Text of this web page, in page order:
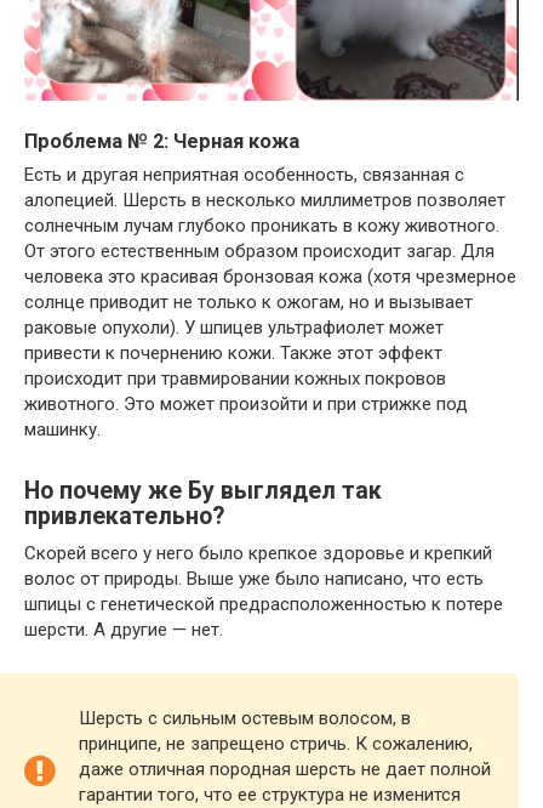
Проблема № 2: Черная кожа
Есть и другая неприятная особенность, связанная с
алопецией. Шерсть в несколько миллиметров позволяет
солнечным лучам глубоко проникать в кожу животного.
От этого естественным образом происходит загар. Для
человека это красивая бронзовая кожа (хотя чрезмерное
солнце приводит не только к ожогам, но и вызывает
раковые опухоли). У шпицев ультрафиолет может
привести к почернению кожи. Также этот эффект
происходит при травмировании кожных покровов
животного. Это может произойти и при стрижке под
машинку.
Но почему же Бу выглядел так
привлекательно?
Скорей всего у него было крепкое здоровье и крепкий
волос от природы. Выше уже было написано, что есть
шпицы с генетической предрасположенностью к потере
шерсти. А другие — нет.
Шерсть с сильным остевым волосом, в
принципе, не запрещено стричь. К сожалению,
даже отличная породная шерсть не дает полной
гарантии того, что ее структура не изменится